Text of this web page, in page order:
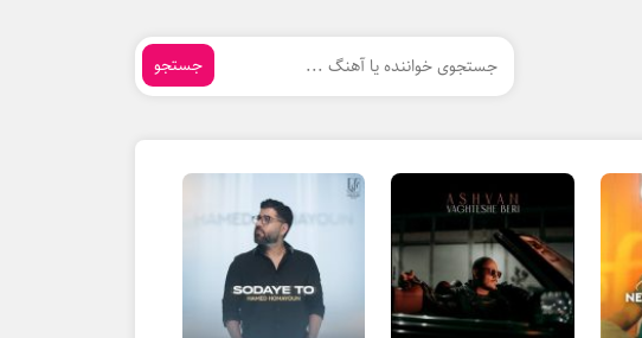
جستجو